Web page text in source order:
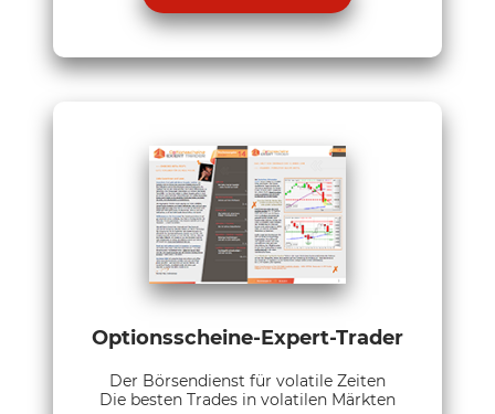
Optionsscheine-Expert-Trader
Der Börsendienst für volatile Zeiten
Die besten Trades in volatilen Märkten